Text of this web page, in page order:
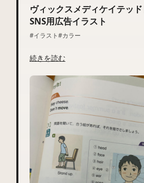
ヴィックスメディケイテッ
SNS用広告イラスト
#イラスト#カラー
続きを読む